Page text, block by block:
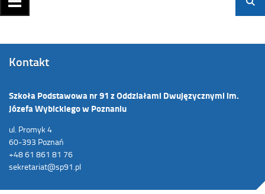
Kontakt
Szkoła Podstawowa nr 91 z Oddziałami Dwujęzycznymi im.
Józefa Wybickiego w Poznaniu
ul. Promyk 4
60-393 Poznań
+48 61 861 81 76
sekretariat@sp91.pl